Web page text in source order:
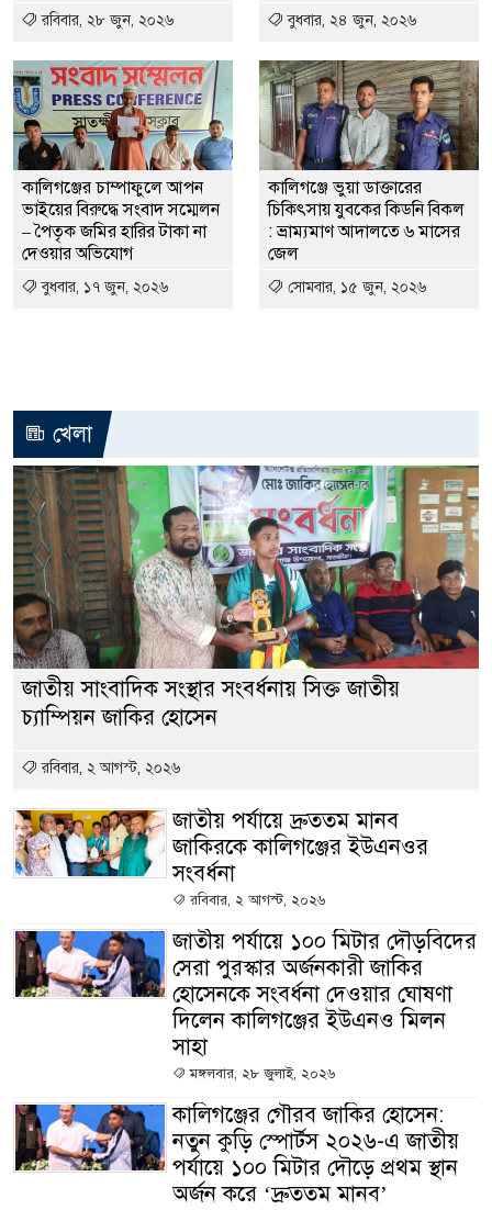
রবিবার, ২৮ জুন, ২০২৬ বুধবার, ২৪ জুন, ২০২৬
কালিগঞ্জের চাম্পাফুলে আপন
ভাইয়ের বিরুদ্ধে সংবাদ সম্মেলন
– পৈতৃক জমির হারির টাকা না
দেওয়ার অভিযোগ
বুধবার, ১৭ জুন, ২০২৬
কালিগঞ্জে ভুয়া ডাক্তারের
চিকিৎসায় যুবকের কিডনি বিকল
: ভ্রাম্যমাণ আদালতে ৬ মাসের
জেল
সোমবার, ১৫ জুন, ২০২৬
খেলা
জাতীয় সাংবাদিক সংস্থার সংবর্ধনায় সিক্ত জাতীয়
চ্যাম্পিয়ন জাকির হোসেন
রবিবার, ২ আগস্ট, ২০২৬
জাতীয় পর্যায়ে দ্রুততম মানব
জাকিরকে কালিগঞ্জের ইউএনওর
সংবর্ধনা
রবিবার, ২ আগস্ট, ২০২৬
জাতীয় পর্যায়ে ১০০ মিটার দৌড়বিদের
সেরা পুরস্কার অর্জনকারী জাকির
হোসেনকে সংবর্ধনা দেওয়ার ঘোষণা
দিলেন কালিগঞ্জের ইউএনও মিলন
সাহা
মঙ্গলবার, ২৮ জুলাই, ২০২৬
কালিগঞ্জের গৌরব জাকির হোসেন:
নতুন কুড়ি স্পোর্টস ২০২৬-এ জাতীয়
পর্যায়ে ১০০ মিটার দৌড়ে প্রথম স্থান
অর্জন করে ‘দ্রুততম মানব’